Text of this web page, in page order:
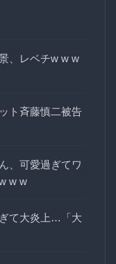
、レベチw w w
ト斉藤慎二被告
、可愛過ぎてワ
w w
て大炎上…「大